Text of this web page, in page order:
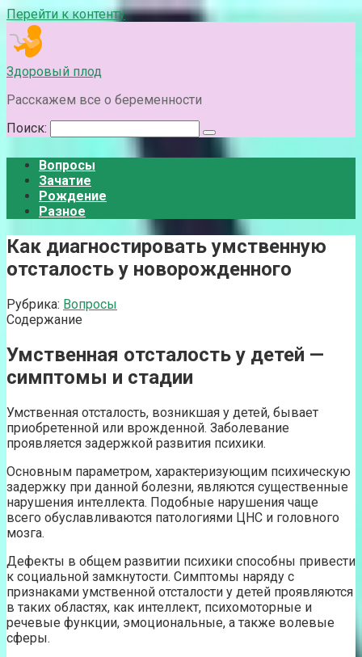
Перейти к контенту
Здоровый плод
Расскажем все о беременности
Поиск:
Вопросы
Зачатие
Рождение
Разное
Как диагностировать умственную
отсталость у новорожденного
Рубрика: Вопросы
Содержание
Умственная отсталость у детей —
симптомы и стадии
Умственная отсталость, возникшая у детей, бывает
приобретенной или врожденной. Заболевание
проявляется задержкой развития психики.
Основным параметром, характеризующим психическую
задержку при данной болезни, являются существенные
нарушения интеллекта. Подобные нарушения чаще
всего обуславливаются патологиями ЦНС и головного
мозга.
Дефекты в общем развитии психики способны привести
к социальной замкнутости. Симптомы наряду с
признаками умственной отсталости у детей проявляются
в таких областях, как интеллект, психомоторные и
речевые функции, эмоциональные, а также волевые
сферы.